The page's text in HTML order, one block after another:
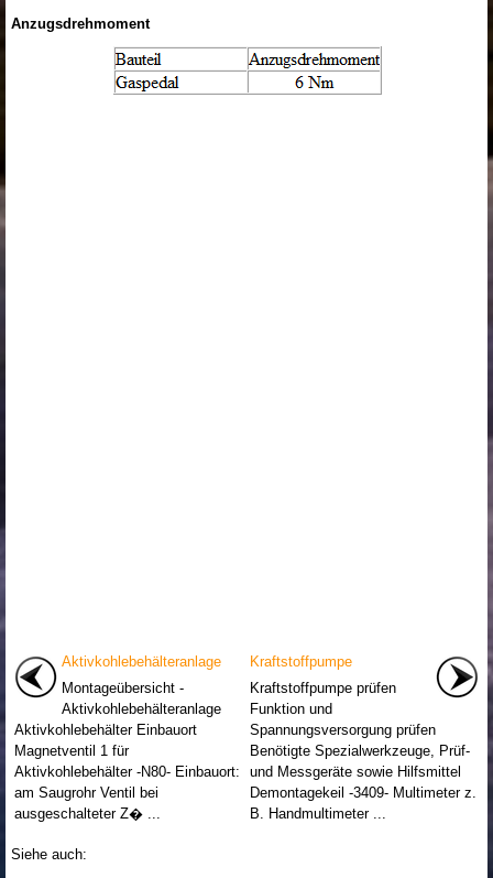
Anzugsdrehmoment
Aktivkohlebehälteranlage
Montageübersicht -
Aktivkohlebehälteranlage
Aktivkohlebehälter Einbauort
Magnetventil 1 für
Aktivkohlebehälter -N80- Einbauort:
am Saugrohr Ventil bei
ausgeschalteter Z� ...
Kraftstoffpumpe
Kraftstoffpumpe prüfen
Funktion und
Spannungsversorgung prüfen
Benötigte Spezialwerkzeuge, Prüf-
und Messgeräte sowie Hilfsmittel
Demontagekeil -3409- Multimeter z.
B. Handmultimeter ...
Siehe auch: